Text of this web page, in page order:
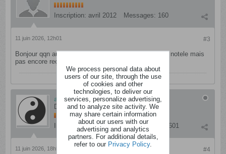
Inscription: avril 2012 Messages: 160
#3
11 juin 2026, 12h01
Bonjour qqn aurait le code?je viens de m inscrire sur notele mais
pas encore reçu la newsletter..
atiri
Dingo
Inscription: janvier 2012 Messages: 3601
#4
11 juin 2026, 18h57
We process personal data about
users of our site, through the use
of cookies and other
technologies, to deliver our
services, personalize advertising,
and to analyze site activity. We
may share certain information
about our users with our
advertising and analytics
partners. For additional details,
refer to our Privacy Policy.